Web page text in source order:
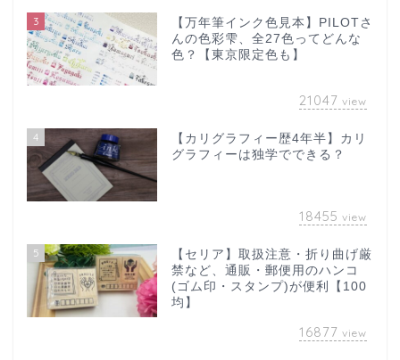
3
【万年筆インク色見本】PILOTさ
んの色彩雫、全27色ってどんな
色？【東京限定色も】
21047 view
4
【カリグラフィー歴4年半】カリ
グラフィーは独学でできる？
18455 view
5
【セリア】取扱注意・折り曲げ厳
禁など、通販・郵便用のハンコ
(ゴム印・スタンプ)が便利【100
均】
16877 view